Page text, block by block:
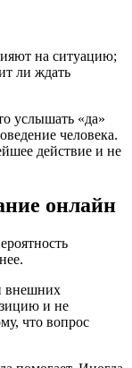
на ситуацию;
ли ждать
услышать «да»
человека.
действие и не
онлайн
внешних
и не
что вопрос